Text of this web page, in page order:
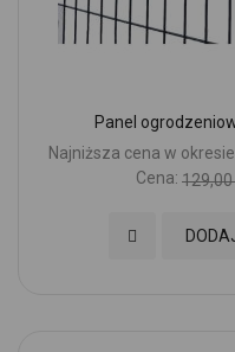
Panel
Najniższa cena w
Cena: 129,00
Dodaj do